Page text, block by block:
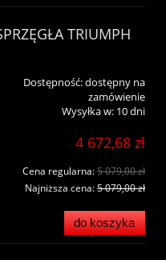
TRIUMPH
Dostępność:dostępny na
zamówienie
Wysyłka w: 10 dni
4 672,68 zł
Cena regularna:5 079,00 zł
Najniższa cena:5 079,00 zł
do koszyka